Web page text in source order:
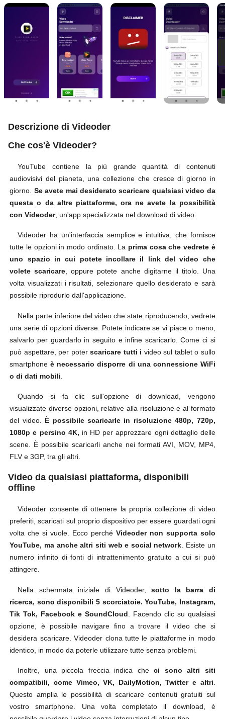
Descrizione di Videoder
Che cos'è Videoder?
YouTube contiene la più grande quantità di contenuti
audiovisivi del pianeta, una collezione che cresce di giorno in
giorno. Se avete mai desiderato scaricare qualsiasi video da
questa o da altre piattaforme, ora ne avete la possibilità
con Videoder, un'app specializzata nel download di video.
Videoder ha un'interfaccia semplice e intuitiva, che fornisce
tutte le opzioni in modo ordinato. La prima cosa che vedrete è
uno spazio in cui potete incollare il link del video che
volete scaricare , oppure potete anche digitarne il titolo. Una
volta visualizzati i risultati, selezionare quello desiderato e sarà
possibile riprodurlo dall'applicazione.
Nella parte inferiore del video che state riproducendo, vedrete
una serie di opzioni diverse. Potete indicare se vi piace o meno,
salvarlo per guardarlo in seguito e infine scaricarlo. Come ci si
può aspettare, per poterscaricare tutti i video sul tablet o sullo
smartphoneè necessario disporre di una connessione WiFi
o di dati mobili
Quando si fa clic sull'opzione di download, vengono
visualizzate diverse opzioni, relative alla risoluzione e al formato
del video. È possibile scaricarle in risoluzione 480p, 720p,
1080p e persino 4K, in HD per apprezzare ogni dettaglio delle
scene. È possibile scaricarli anche nei formati AVI, MOV, MP4,
FLV e 3GP, tra gli altri.
Video da qualsiasi piattaforma, disponibili
offline
Videoder consente di ottenere la propria collezione di video
preferiti, scaricati sul proprio dispositivo per essere guardati ogni
volta che si vuole. Ecco perché Videoder non supporta solo
YouTube, ma anche altri siti web e social network. Esiste un
numero infinito di fonti di intrattenimento gratuito a cui si può
attingere.
Nella schermata iniziale di Videoder,sotto la barra di
ricerca, sono disponibili 5 scorciatoie. YouTube, Instagram,
Tik Tok, Facebook e SoundCloud . Facendo clic su qualsiasi
opzione, è possibile navigare fino a trovare il video che si
desidera scaricare. Videoder clona tutte le piattaforme in modo
identico, in modo da poterle utilizzare tutte senza problemi.
Inoltre, una piccola freccia indica checi sono altri siti
compatibili, come Vimeo, VK, DailyMotion, Twitter e altri
Questo amplia le possibilità di scaricare contenuti gratuiti sul
vostro smartphone. Una volta completato il download, è